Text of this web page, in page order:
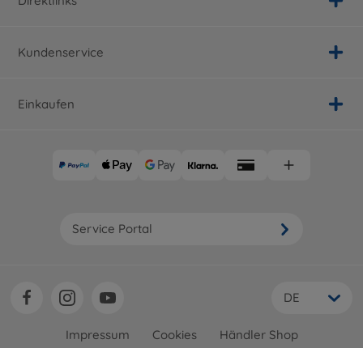
Kundenservice
Einkaufen
Service Portal
DE
Impressum Cookies Händler Shop